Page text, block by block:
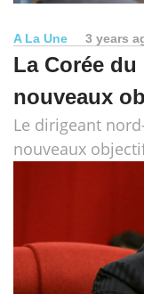
A La Une 3 years
La Corée
nouveaux
Le dirigeant
nouveaux